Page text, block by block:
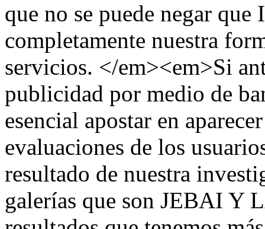
que no se puede negar que
completamente nuestra
servicios. </em><em>Si
publicidad por medio de
esencial apostar en
evaluaciones de los
resultado de nuestra
galerías que son JEBAI Y